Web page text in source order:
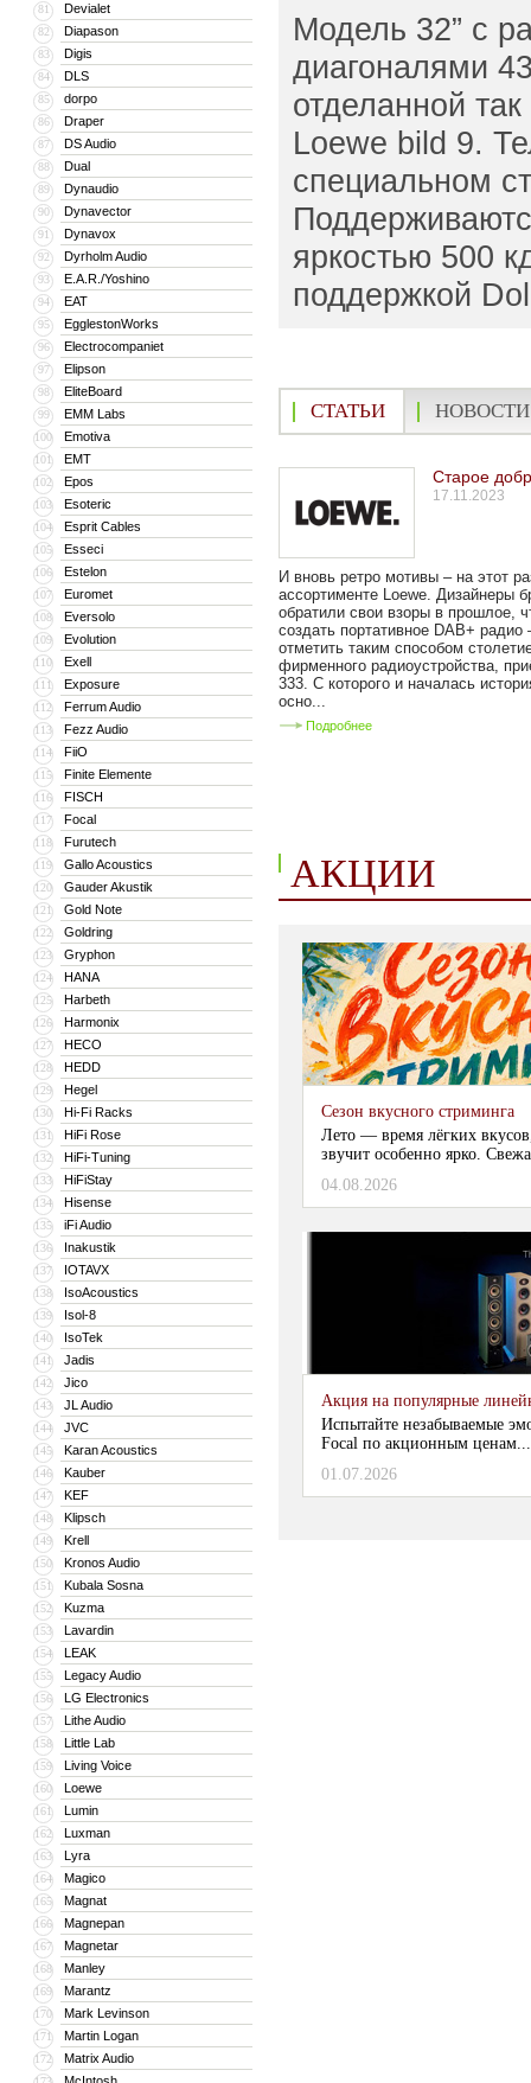
81 Devialet
82 Diapason
83 Digis
84 DLS
85 dorpo
86 Draper
87 DS Audio
88 Dual
89 Dynaudio
90 Dynavector
91 Dynavox
92 Dyrholm Audio
93 E.A.R./Yoshino
94 EAT
95 EgglestonWorks
96 Electrocompaniet
97 Elipson
98 EliteBoard
99 EMM Labs
100 Emotiva
101 EMT
102 Epos
103 Esoteric
104 Esprit Cables
105 Esseci
106 Estelon
107 Euromet
108 Eversolo
109 Evolution
110 Exell
111 Exposure
112 Ferrum Audio
113 Fezz Audio
114 FiiO
115 Finite Elemente
116 FISCH
117 Focal
118 Furutech
119 Gallo Acoustics
120 Gauder Akustik
121 Gold Note
122 Goldring
123 Gryphon
124 HANA
125 Harbeth
126 Harmonix
127 HECO
128 HEDD
129 Hegel
130 Hi-Fi Racks
131 HiFi Rose
132 HiFi-Tuning
133 HiFiStay
134 Hisense
135 iFi Audio
136 Inakustik
137 IOTAVX
138 IsoAcoustics
139 Isol-8
140 IsoTek
141 Jadis
142 Jico
143 JL Audio
144 JVC
145 Karan Acoustics
146 Kauber
147 KEF
148 Klipsch
149 Krell
150 Kronos Audio
151 Kubala Sosna
152 Kuzma
153 Lavardin
154 LEAK
155 Legacy Audio
156 LG Electronics
157 Lithe Audio
158 Little Lab
159 Living Voice
160 Loewe
161 Lumin
162 Luxman
163 Lyra
164 Magico
165 Magnat
166 Magnepan
167 Magnetar
168 Manley
169 Marantz
170 Mark Levinson
171 Martin Logan
172 Matrix Audio
Модель 32” с
диагоналями
отделанной
Loewe bild 9.
специальном
яркостью 500
поддержкой
СТАТЬИ НОВОСТИ
Старое
17.11.2023
И вновь ретро мотивы – на этот
ассортименте Loewe. Дизайнеры
обратили свои взоры в прошлое,
создать портативное DAB+ радио
отметить таким способом
фирменного радиоустройства,
333. С которого и началась
осно...
Подробнее
АКЦИИ
Сезон вкусного стриминга
Лето — время лёгких
звучит особенно ярко.
04.08.2026
Акция на популярные
Испытайте незабываемые
Focal по акционным
01.07.2026